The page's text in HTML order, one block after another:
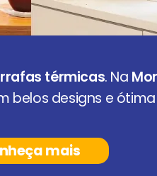
térmicas. Na
belos designs e
mais